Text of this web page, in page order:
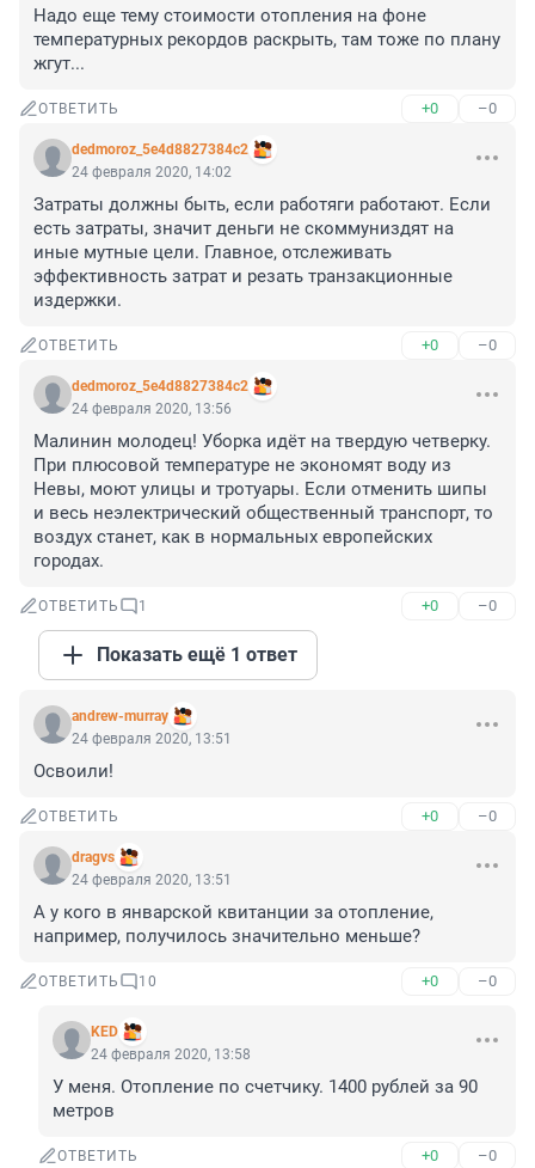
Надо еще тему стоимости отопления на фоне
температурных рекордов раскрыть, там тоже по плану
жгут...
ОТВЕТИТЬ +0 –0
dedmoroz_5e4d8827384c2
24 февраля 2020, 14:02
Затраты должны быть, если работяги работают. Если
есть затраты, значит деньги не скоммуниздят на
иные мутные цели. Главное, отслеживать
эффективность затрат и резать транзакционные
издержки.
ОТВЕТИТЬ +0 –0
dedmoroz_5e4d8827384c2
24 февраля 2020, 13:56
Малинин молодец! Уборка идёт на твердую четверку.
При плюсовой температуре не экономят воду из
Невы, моют улицы и тротуары. Если отменить шипы
и весь неэлектрический общественный транспорт, то
воздух станет, как в нормальных европейских
городах.
ОТВЕТИТЬ 1 +0 –0
Показать ещё 1 ответ
andrew-murray
24 февраля 2020, 13:51
Освоили!
ОТВЕТИТЬ +0 –0
dragvs
24 февраля 2020, 13:51
А у кого в январской квитанции за отопление,
например, получилось значительно меньше?
ОТВЕТИТЬ 10 +0 –0
KED
24 февраля 2020, 13:58
У меня. Отопление по счетчику. 1400 рублей за 90
метров
ОТВЕТИТЬ +0 –0